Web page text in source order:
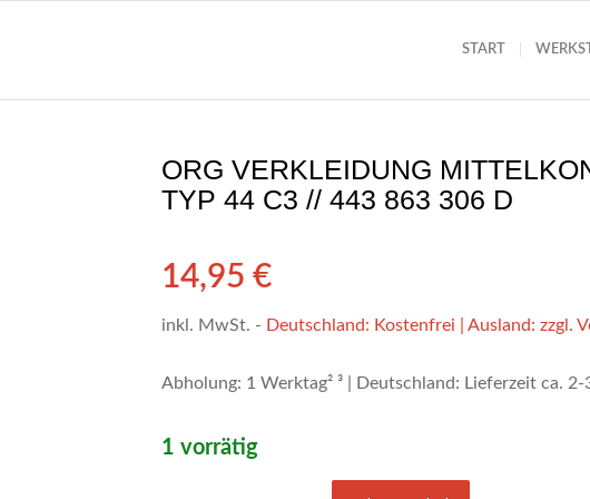
START
ORG VERKLEIDUNG
TYP 44 C3 // 443 863 306 D
14,95 €
inkl. MwSt. - Deutschland: Kostenfrei | Ausland: zzgl.
Abholung: 1 Werktag² ³ | Deutschland: Lieferzeit ca. 2-
1 vorrätig